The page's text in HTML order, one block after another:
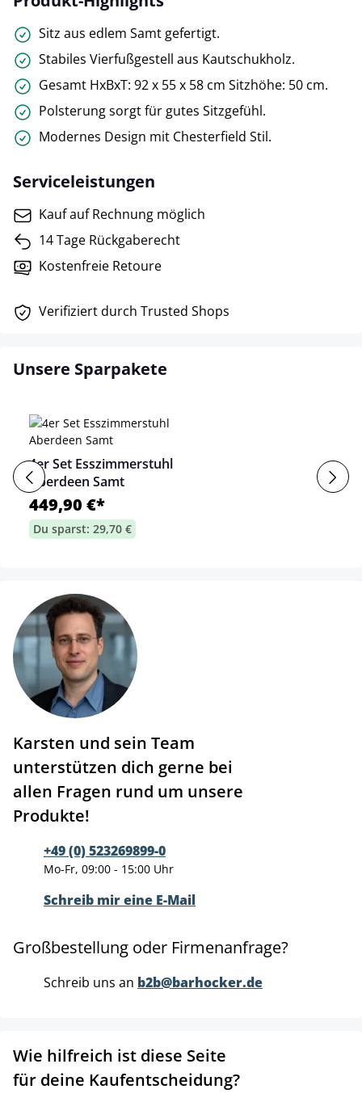
Sitz aus edlem Samt gefertigt.
Stabiles Vierfußgestell aus Kautschukholz.
Gesamt HxBxT: 92 x 55 x 58 cm Sitzhöhe: 50 cm.
Polsterung sorgt für gutes Sitzgefühl.
Modernes Design mit Chesterfield Stil.
Serviceleistungen
Kauf auf Rechnung möglich
14 Tage Rückgaberecht
Kostenfreie Retoure
Verifiziert durch Trusted Shops
Unsere Sparpakete
4er Set Esszimmerstuhl
Aberdeen Samt
449,90 €*
Du sparst: 29,70 €
Karsten und sein Team
unterstützen dich gerne bei
allen Fragen rund um unsere
Produkte!
+49 (0) 523269899-0
Mo-Fr, 09:00 - 15:00 Uhr
Schreib mir eine E-Mail
Großbestellung oder Firmenanfrage?
Schreib uns an b2b@barhocker.de
Wie hilfreich ist diese Seite
für deine Kaufentscheidung?